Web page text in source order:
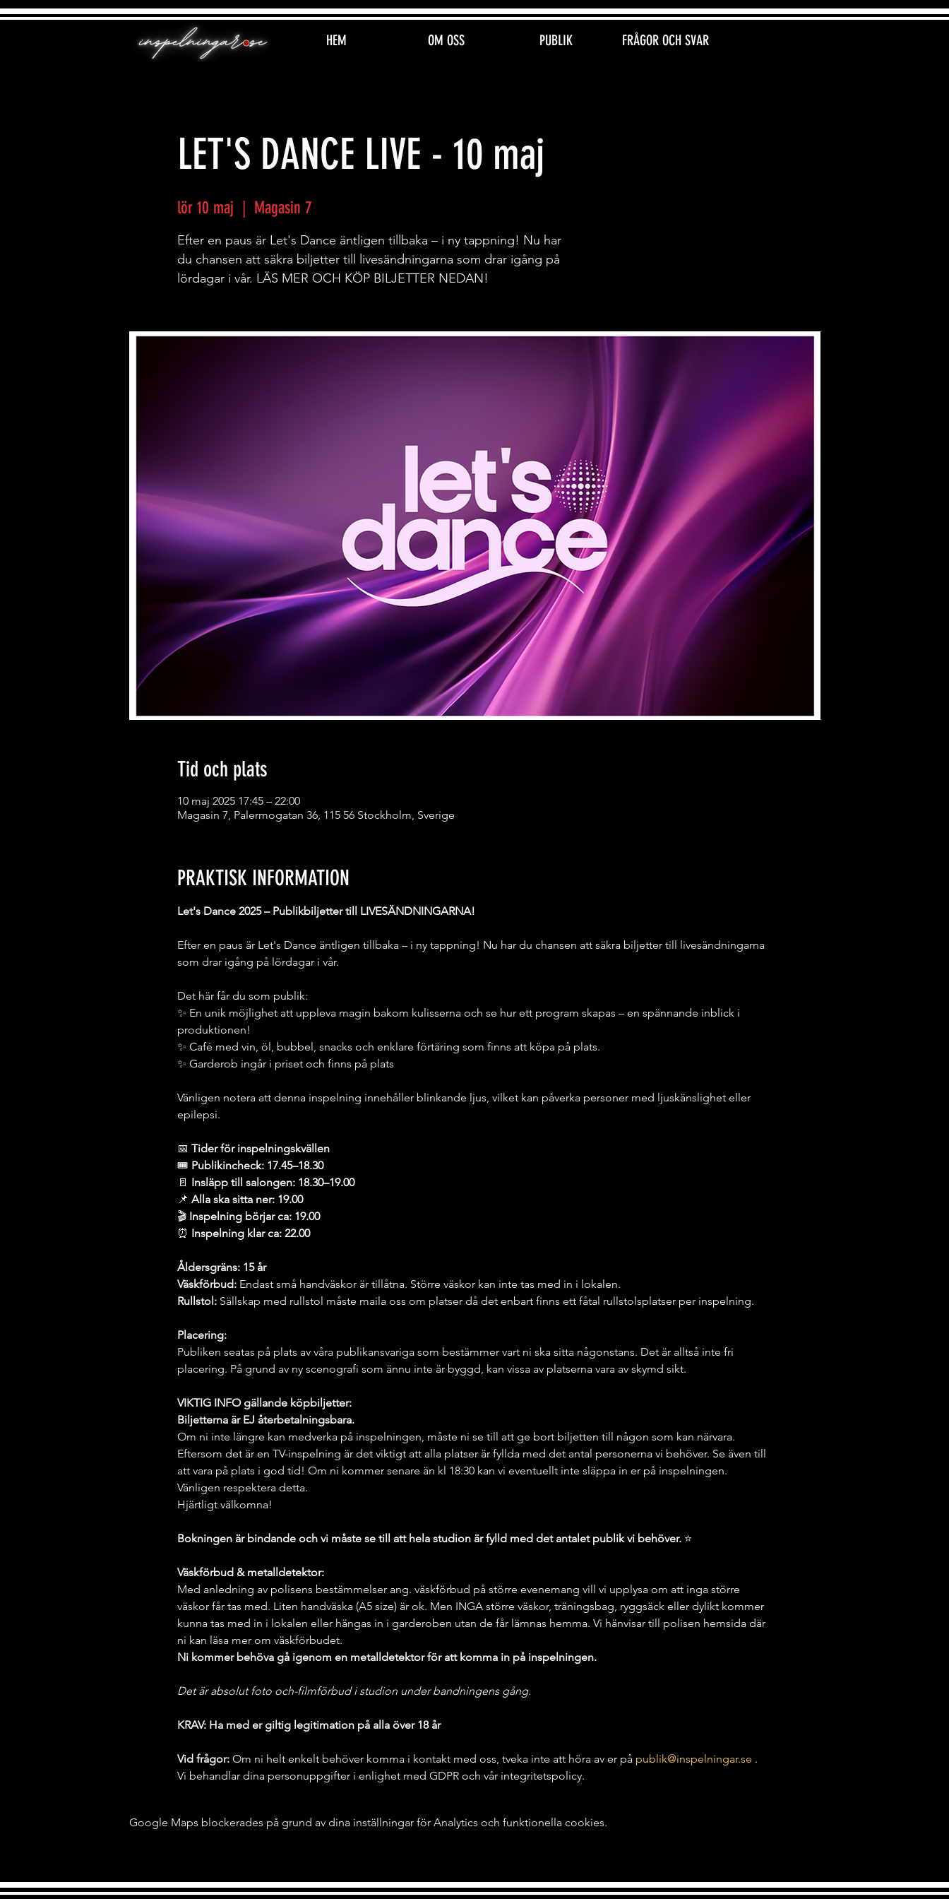
HEM OM OSS PUBLIK FRÅGOR OCH SVAR
LET'S DANCE LIVE - 10 maj
lör 10 maj Magasin 7
Efter en paus är Let's Dance äntligen tillbaka – i ny tappning! Nu har
du chansen att säkra biljetter till livesändningarna som drar igång på
lördagar i vår. LÄS MER OCH KÖP BILJETTER NEDAN!
Tid och plats
10 maj 2025 17:45 – 22:00
Magasin 7, Palermogatan 36, 115 56 Stockholm, Sverige
PRAKTISK INFORMATION
Let's Dance 2025 – Publikbiljetter till LIVESÄNDNINGARNA!
Efter en paus är Let's Dance äntligen tillbaka – i ny tappning! Nu har du chansen att säkra biljetter till livesändningarna
som drar igång på lördagar i vår.
Det här får du som publik:
✨ En unik möjlighet att uppleva magin bakom kulisserna och se hur ett program skapas – en spännande inblick i
produktionen!
✨ Café med vin, öl, bubbel, snacks och enklare förtäring som finns att köpa på plats.
✨ Garderob ingår i priset och finns på plats
Vänligen notera att denna inspelning innehåller blinkande ljus, vilket kan påverka personer med ljuskänslighet eller
epilepsi.
📅 Tider för inspelningskvällen
🎟 Publikincheck: 17.45–18.30
🚪 Insläpp till salongen: 18.30–19.00
📌 Alla ska sitta ner: 19.00
🎬 Inspelning börjar ca: 19.00
⏰ Inspelning klar ca: 22.00
Åldersgräns: 15 år
Väskförbud: Endast små handväskor är tillåtna. Större väskor kan inte tas med in i lokalen.
Rullstol: Sällskap med rullstol måste maila oss om platser då det enbart finns ett fåtal rullstolsplatser per inspelning.
Placering:
Publiken seatas på plats av våra publikansvariga som bestämmer vart ni ska sitta någonstans. Det är alltså inte fri
placering. På grund av ny scenografi som ännu inte är byggd, kan vissa av platserna vara av skymd sikt.
VIKTIG INFO gällande köpbiljetter:
Biljetterna är EJ återbetalningsbara.
Om ni inte längre kan medverka på inspelningen, måste ni se till att ge bort biljetten till någon som kan närvara.
Eftersom det är en TV-inspelning är det viktigt att alla platser är fyllda med det antal personerna vi behöver. Se även till
att vara på plats i god tid! Om ni kommer senare än kl 18:30 kan vi eventuellt inte släppa in er på inspelningen.
Vänligen respektera detta.
Hjärtligt välkomna!
Bokningen är bindande och vi måste se till att hela studion är fylld med det antalet publik vi behöver. ⭐️
Väskförbud & metalldetektor:
Med anledning av polisens bestämmelser ang. väskförbud på större evenemang vill vi upplysa om att inga större
väskor får tas med. Liten handväska (A5 size) är ok. Men INGA större väskor, träningsbag, ryggsäck eller dylikt kommer
kunna tas med in i lokalen eller hängas in i garderoben utan de får lämnas hemma. Vi hänvisar till polisen hemsida där
ni kan läsa mer om väskförbudet.
Ni kommer behöva gå igenom en metalldetektor för att komma in på inspelningen.
Det är absolut foto och-filmförbud i studion under bandningens gång.
KRAV: Ha med er giltig legitimation på alla över 18 år
Vid frågor: Om ni helt enkelt behöver komma i kontakt med oss, tveka inte att höra av er på publik@inspelningar.se .
Vi behandlar dina personuppgifter i enlighet med GDPR och vår integritetspolicy.
Google Maps blockerades på grund av dina inställningar för Analytics och funktionella cookies.